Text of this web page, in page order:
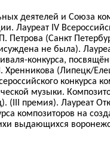
деятелей и Союза
Лауреат IV
Петрова (Санкт
не была).
конкурса,
(Липецк/
конкурса
музыки.
(III премия). Лауреат
композиторов на
выдающихся